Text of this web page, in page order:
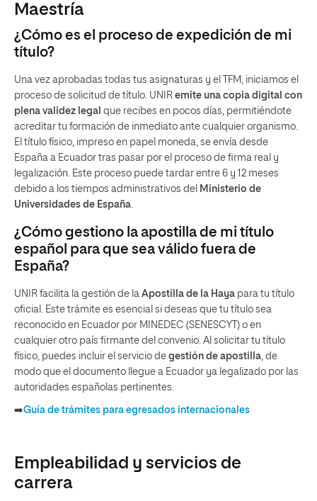
Maestría
¿Cómo es el proceso de expedición de mi
título?
Una vez aprobadas todas tus asignaturas y el TFM, iniciamos el
proceso de solicitud de título. UNIR emite una copia digital con
plena validez legal que recibes en pocos días, permitiéndote
acreditar tu formación de inmediato ante cualquier organismo.
El título físico, impreso en papel moneda, se envía desde
España a Ecuador tras pasar por el proceso de firma real y
legalización. Este proceso puede tardar entre 6 y 12 meses
debido a los tiempos administrativos del Ministerio de
Universidades de España.
¿Cómo gestiono la apostilla de mi título
español para que sea válido fuera de
España?
UNIR facilita la gestión de la Apostilla de la Haya para tu título
oficial. Este trámite es esencial si deseas que tu título sea
reconocido en Ecuador por MINEDEC (SENESCYT) o en
cualquier otro país firmante del convenio. Al solicitar tu título
físico, puedes incluir el servicio de gestión de apostilla, de
modo que el documento llegue a Ecuador ya legalizado por las
autoridades españolas pertinentes.
➡️Guía de trámites para egresados internacionales
Empleabilidad y servicios de
carrera